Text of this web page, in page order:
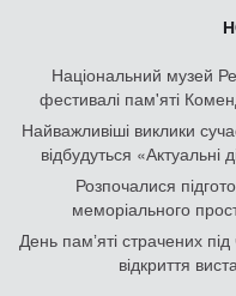
Національний музей
фестивалі пам'яті
Найважливіші виклики
відбудуться
Розпочалися
меморіального
День памʼяті страчених
відкриття